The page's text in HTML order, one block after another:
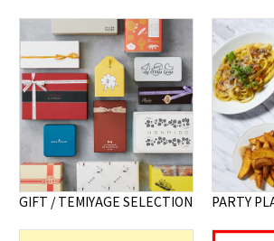
GIFT / TEMIYAGE SELECTION PARTY